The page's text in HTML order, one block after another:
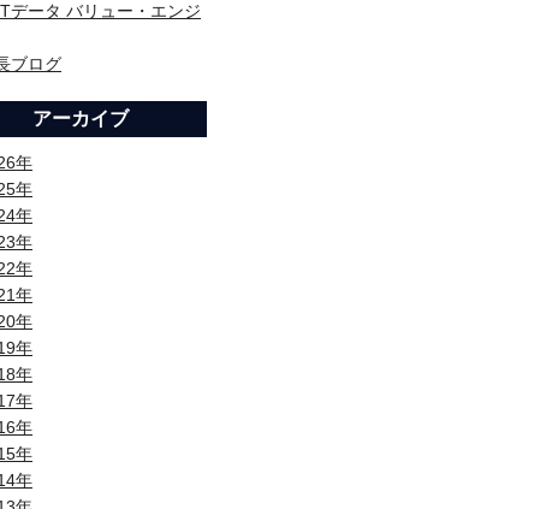
データ バリュー・エンジ
ブログ
アーカイブ
年
年
年
年
年
年
年
年
年
年
年
年
年